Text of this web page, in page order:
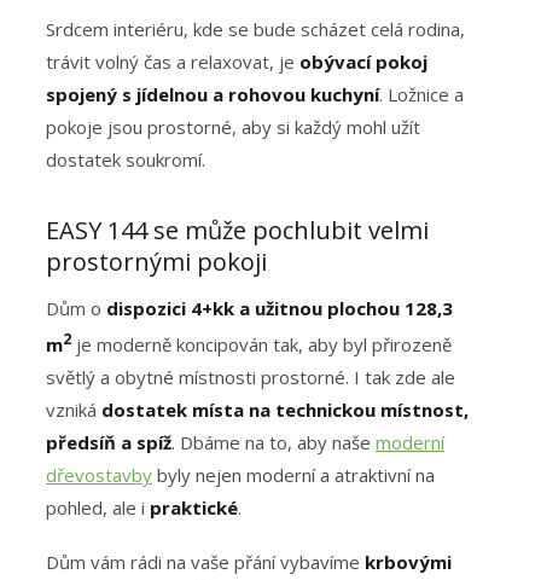
Srdcem interiéru, kde se bude scházet celá rodina,
trávit volný čas a relaxovat, je obývací pokoj
spojený s jídelnou a rohovou kuchyní. Ložnice a
pokoje jsou prostorné, aby si každý mohl užít
dostatek soukromí.
EASY 144 se může pochlubit velmi
prostornými pokoji
Dům o dispozici 4+kk a užitnou plochou 128,3
m2je moderně koncipován tak, aby byl přirozeně
světlý a obytné místnosti prostorné. I tak zde ale
vzniká dostatek místa na technickou místnost,
předsíň a spíž. Dbáme na to, aby naše moderní
dřevostavbybyly nejen moderní a atraktivní na
pohled, ale i praktické.
Dům vám rádi na vaše přání vybavíme krbovými